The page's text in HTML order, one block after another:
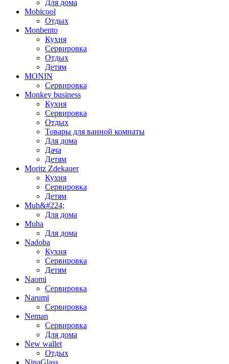
Для дома
Mobicool
Отдых
Monbento
Кухня
Сервировка
Отдых
Детям
MONIN
Сервировка
Monkey business
Кухня
Сервировка
Отдых
Товары для ванной комнаты
Для дома
Дача
Детям
Moritz Zdekauer
Кухня
Сервировка
Детям
Muh&#224;
Для дома
Muha
Для дома
Nadoba
Кухня
Сервировка
Детям
Naomi
Сервировка
Narumi
Сервировка
Neman
Сервировка
Для дома
New wallet
Отдых